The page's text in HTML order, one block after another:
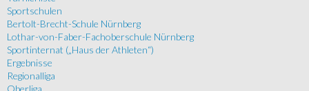
Sportschulen
Bertolt-Brecht-Schule Nürnberg
Lothar-von-Faber-Fachoberschule Nürnberg
Sportinternat („Haus der Athleten“)
Ergebnisse
Regionalliga
Oberliga